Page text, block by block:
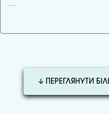
…
🡫 ПЕРЕГЛЯНУТИ